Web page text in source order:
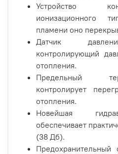
Устройство
ионизационного
пламени оно
Датчик
контролирующий
отопления.
Предельный
контролирует
отопления.
Новейшая
обеспечивает
(38 Дб).